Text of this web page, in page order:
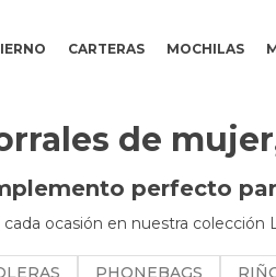
CARTERAS MOCHILAS
de
perfecto
ocasión en nuestra colección
PHONEBAGS